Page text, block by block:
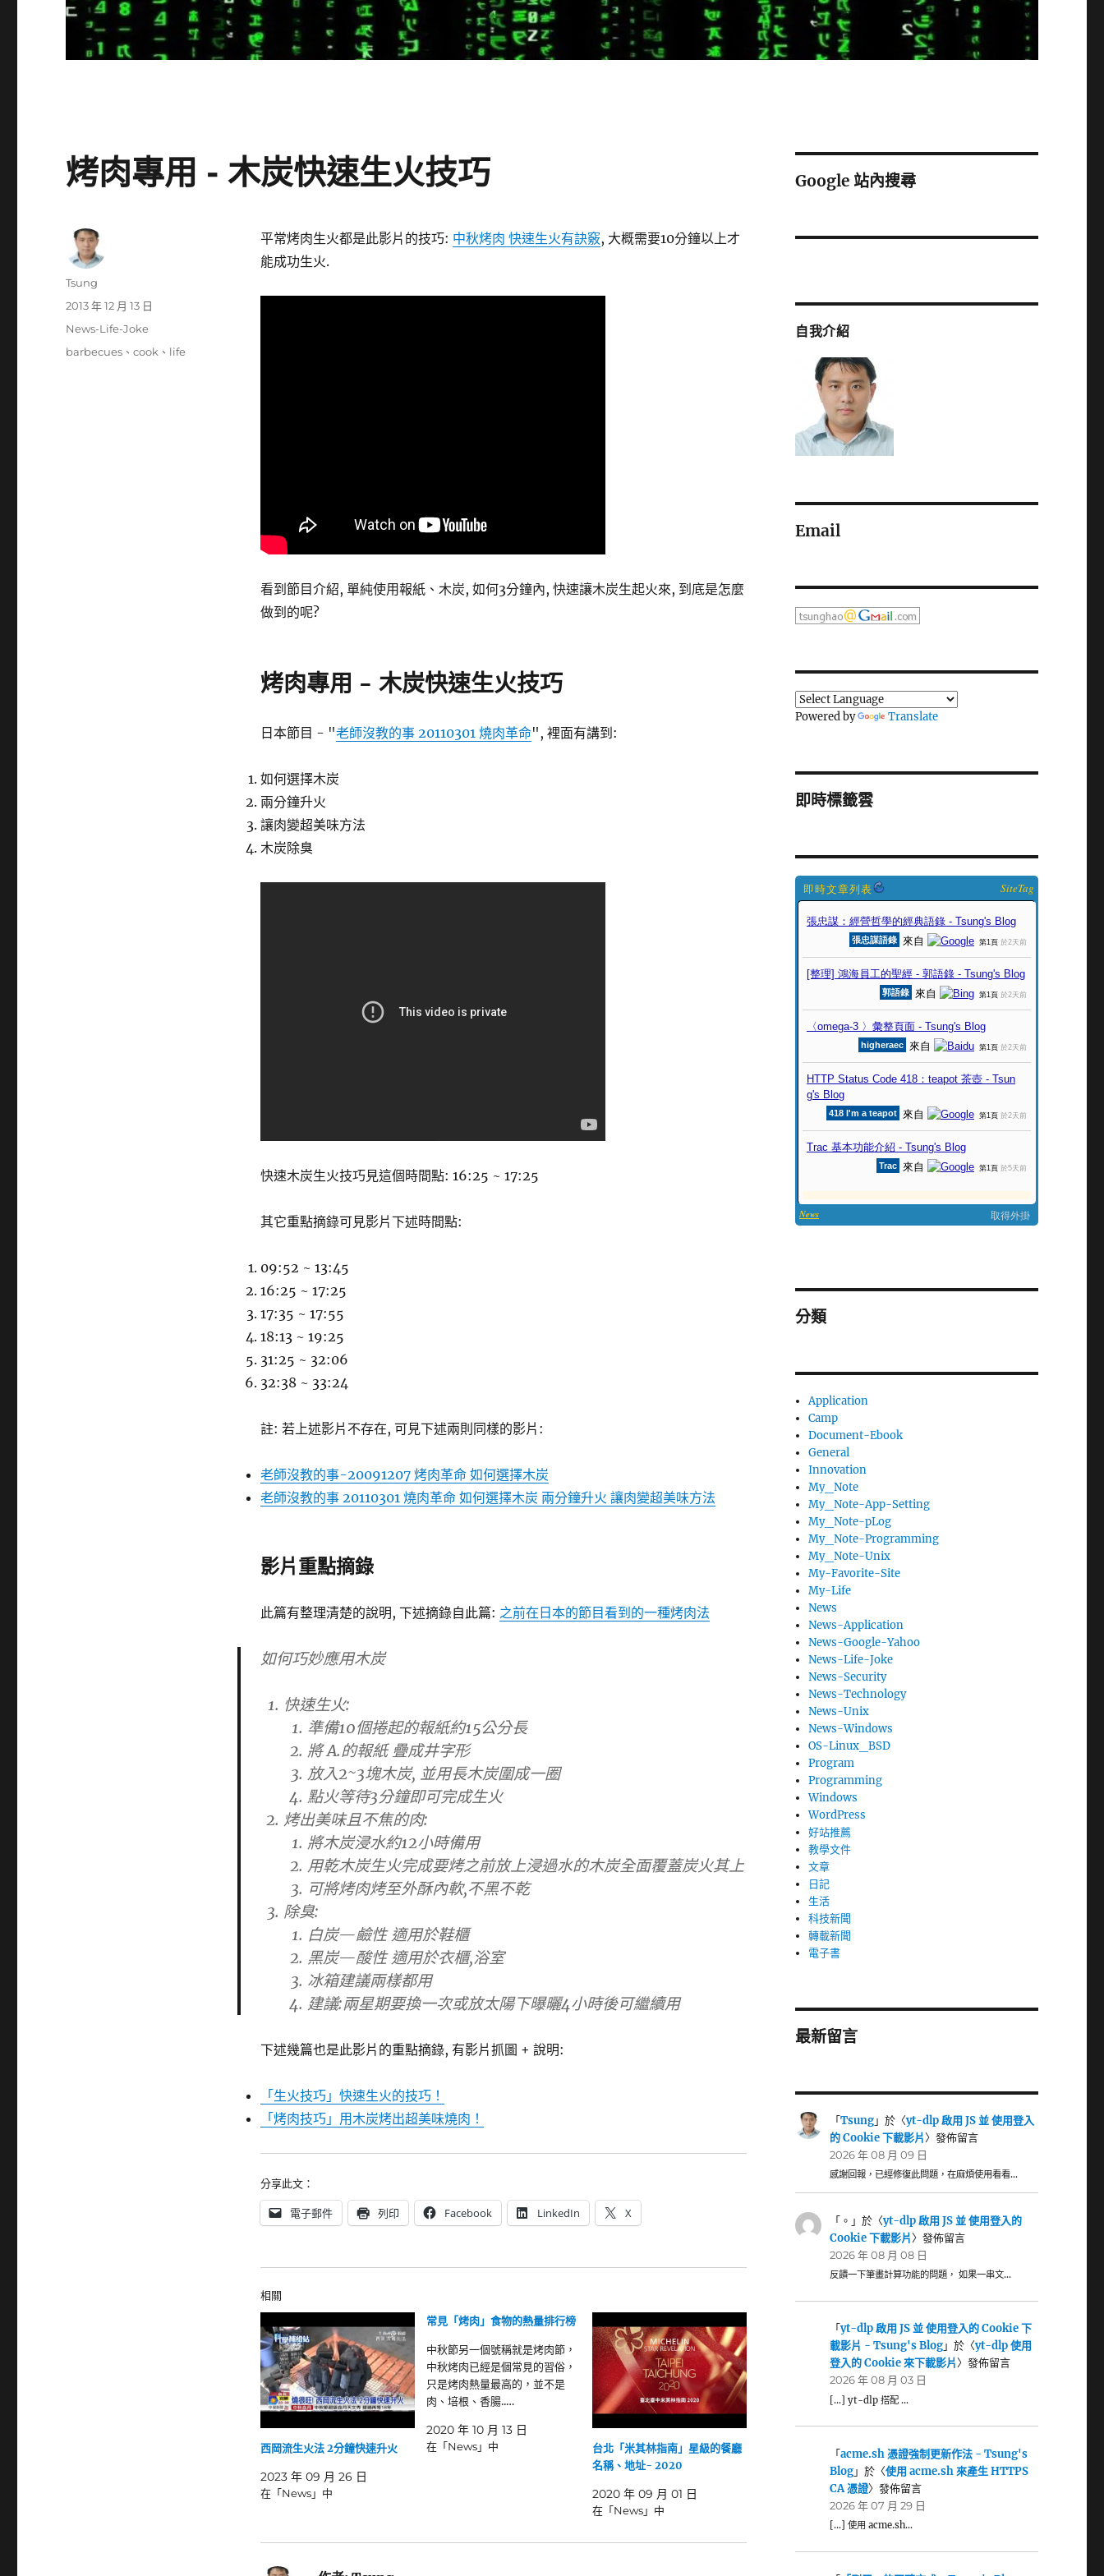
烤肉專用 - 木炭快速生火技巧
平常烤肉生火都是此影片的技巧: 中秋烤肉 快速生火有訣竅, 大概需要10分鐘以上才
能成功生火.
看到節目介紹, 單純使用報紙、木炭, 如何3分鐘內, 快速讓木炭生起火來, 到底是怎麼
做到的呢?
烤肉專用 - 木炭快速生火技巧
日本節目 - "老師沒教的事 20110301 燒肉革命", 裡面有講到:
如何選擇木炭
兩分鐘升火
讓肉變超美味方法
木炭除臭
快速木炭生火技巧見這個時間點: 16:25 ~ 17:25
其它重點摘錄可見影片下述時間點:
09:52 ~ 13:45
16:25 ~ 17:25
17:35 ~ 17:55
18:13 ~ 19:25
31:25 ~ 32:06
32:38 ~ 33:24
註: 若上述影片不存在, 可見下述兩則同樣的影片:
老師沒教的事-20091207 烤肉革命 如何選擇木炭
老師沒教的事 20110301 燒肉革命 如何選擇木炭 兩分鐘升火 讓肉變超美味方法
影片重點摘錄
此篇有整理清楚的說明, 下述摘錄自此篇: 之前在日本的節目看到的一種烤肉法
如何巧妙應用木炭
快速生火:
準備10個捲起的報紙約15公分長
將 A.的報紙 疊成井字形
放入2~3塊木炭, 並用長木炭圍成一圈
點火等待3分鐘即可完成生火
烤出美味且不焦的肉:
將木炭浸水約12小時備用
用乾木炭生火完成要烤之前放上浸過水的木炭全面覆蓋炭火其上
可將烤肉烤至外酥內軟,不黑不乾
除臭:
白炭—鹼性 適用於鞋櫃
黑炭—酸性 適用於衣櫃,浴室
冰箱建議兩樣都用
建議:兩星期要換一次或放太陽下曝曬4小時後可繼續用
下述幾篇也是此影片的重點摘錄, 有影片抓圖 + 說明:
「生火技巧」快速生火的技巧！
「烤肉技巧」用木炭烤出超美味燒肉！
分享此文：
電子郵件 列印 Facebook LinkedIn X
相關
西岡流生火法 2分鐘快速升火
2023 年 09 月 26 日
在「News」中
常見「烤肉」食物的熱量排行榜
中秋節另一個號稱就是烤肉節，
中秋烤肉已經是個常見的習俗，
只是烤肉熱量最高的，並不是
肉、培根、香腸..…
2020 年 10 月 13 日
在「News」中
台北「米其林指南」星級的餐廳
名稱、地址- 2020
2020 年 09 月 01 日
在「News」中
作
Tsung
發
期:
2013 年 12 月 13 日
分
類
News-Life-Joke
標
barbecues 、cook 、 life
Google 站內搜尋
自我介紹
Email
Powered by Translate
即時標籤雲
SiteTag
分類
Application
Camp
Document-Ebook
General
Innovation
My_Note
My_Note-App-Setting
My_Note-pLog
My_Note-Programming
My_Note-Unix
My-Favorite-Site
My-Life
News
News-Application
News-Google-Yahoo
News-Life-Joke
News-Security
News-Technology
News-Unix
News-Windows
OS-Linux_BSD
Program
Programming
Windows
WordPress
好站推薦
教學文件
文章
日記
生活
科技新聞
轉載新聞
電子書
最新留言
「Tsung」於〈yt-dlp 啟用 JS 並 使用登入
的 Cookie 下載影片〉發佈留言
2026 年 08 月 09 日
感謝回報，已經修復此問題，在麻煩使用看看…
「 。 」於〈yt-dlp 啟用 JS 並 使用登入的
Cookie 下載影片〉發佈留言
2026 年 08 月 08 日
反饋一下筆畫計算功能的問題， 如果一串文…
「yt-dlp 啟用 JS 並 使用登入的 Cookie 下
載影片 - Tsung's Blog」於〈yt-dlp 使用
登入的 Cookie 來下載影片〉發佈留言
2026 年 08 月 03 日
[…] yt-dlp 搭配 …
「acme.sh 憑證強制更新作法 - Tsung's
Blog」於〈使用 acme.sh 來產生 HTTPS
CA 憑證〉發佈留言
2026 年 07 月 29 日
[…] 使用 acme.sh…